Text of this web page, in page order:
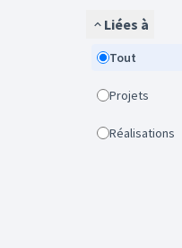
Liées à
Tout
Projets
Réalisations